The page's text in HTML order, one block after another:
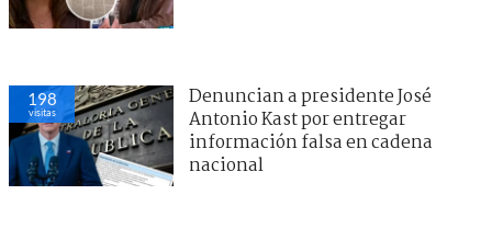
198
visitas
Denuncian a presidente José
Antonio Kast por entregar
información falsa en cadena
nacional